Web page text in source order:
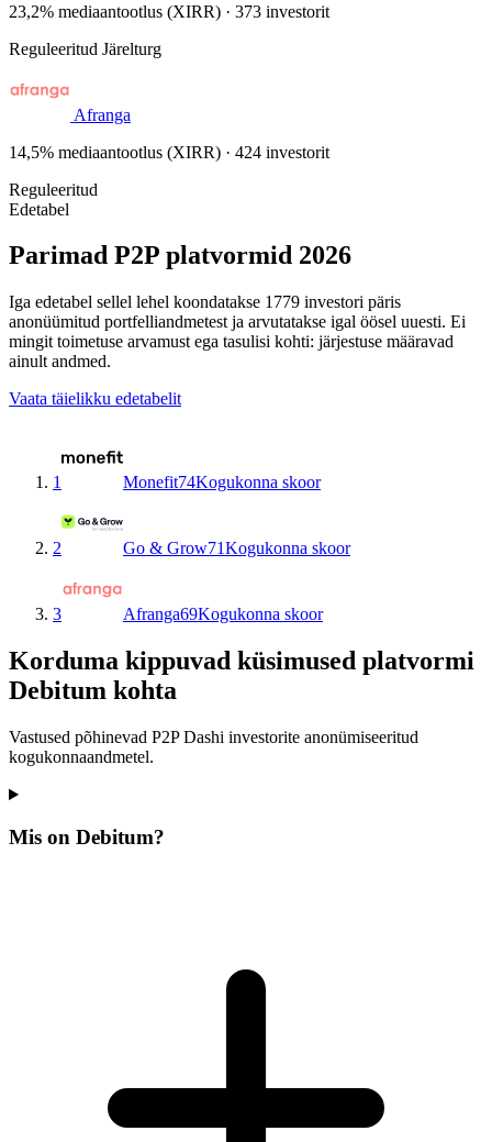
23,2% mediaantootlus (XIRR) · 373 investorit
Reguleeritud Järelturg
Afranga
14,5% mediaantootlus (XIRR) · 424 investorit
Reguleeritud
Edetabel
Parimad P2P platvormid 2026
Iga edetabel sellel lehel koondatakse 1779 investori päris
anonüümitud portfelliandmetest ja arvutatakse igal öösel uuesti. Ei
mingit toimetuse arvamust ega tasulisi kohti: järjestuse määravad
ainult andmed.
Vaata täielikku edetabelit
1 Monefit74Kogukonna skoor
2 Go & Grow71Kogukonna skoor
3 Afranga69Kogukonna skoor
Korduma kippuvad küsimused platvormi
Debitum kohta
Vastused põhinevad P2P Dashi investorite anonümiseeritud
kogukonnaandmetel.
Mis on Debitum?